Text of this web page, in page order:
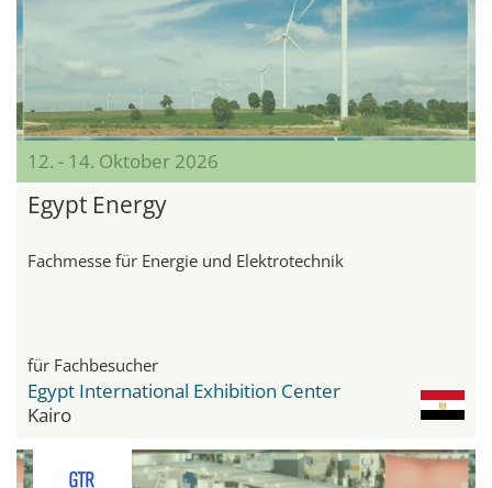
12. - 14. Oktober 2026
Egypt Energy
Fachmesse für Energie und Elektrotechnik
für Fachbesucher
Egypt International Exhibition Center
Kairo